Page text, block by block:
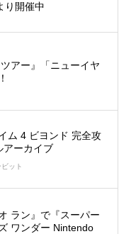
り開催中
ツアー』「ニューイヤ
ム 4 ビヨンド 完全攻
アーカイブ
ット
ラン』で『スーパー
ワンダー Nintendo